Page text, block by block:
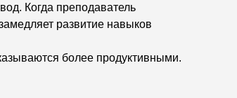
Когда преподаватель
развитие навыков
более продуктивными.